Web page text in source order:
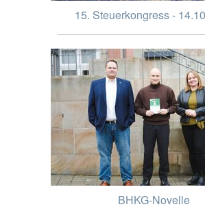
15. Steuerkongress -
BHKG-Novelle